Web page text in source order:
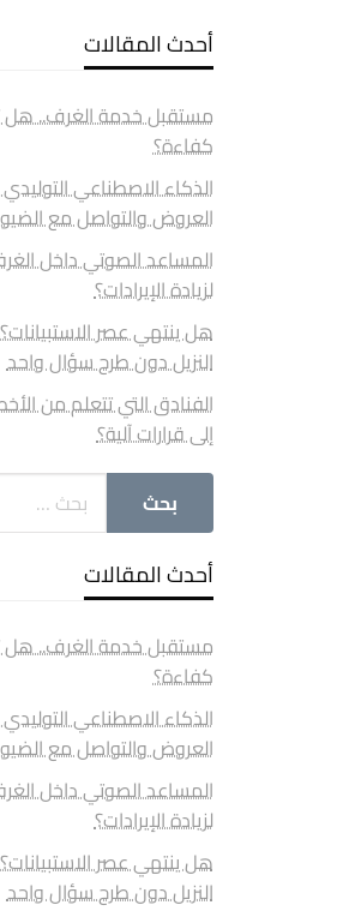
أحدث المقالات
مستقبل خدمة الغرف.. هل
كفاءة؟
الذكاء الاصطناعي
العروض والتواصل مع
المساعد الصوتي داخل
لزيادة الإيرادات؟
هل ينتهي عصر
النزيل دون طرح سؤال واحد
الفنادق التي تتعلم من
إلى قرارات آلية؟
أحدث المقالات
مستقبل خدمة الغرف.. هل
كفاءة؟
الذكاء الاصطناعي
العروض والتواصل مع
المساعد الصوتي داخل
لزيادة الإيرادات؟
هل ينتهي عصر
النزيل دون طرح سؤال واحد